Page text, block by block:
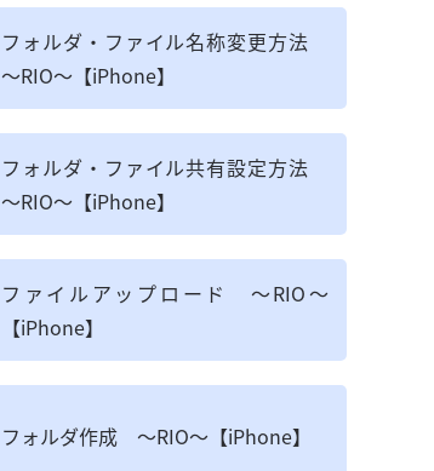
フォルダ・ファイル名称変更方法
～RIO～【iPhone】
フォルダ・ファイル共有設定方法
～RIO～【iPhone】
ファイルアップロード ～RIO～
【iPhone】
フォルダ作成 ～RIO～【iPhone】